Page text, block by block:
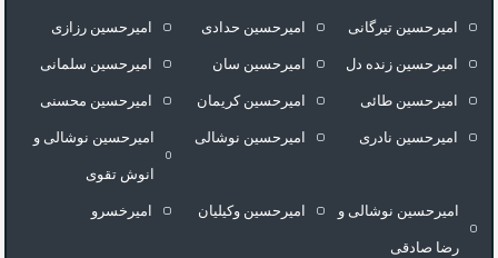
امیرحسین تیرگانی امیرحسین حدادی امیرحسین رزازی
امیرحسین زنده دل امیرحسین سان امیرحسین سلمانی
امیرحسین طائی امیرحسین کریمان امیرحسین محسنی
امیرحسین نادری امیرحسین نوشالی امیرحسین نوشالی و
انوش تقوی
امیرحسین نوشالی و
رضا صادقی
امیرحسین وکیلیان امیرخسرو